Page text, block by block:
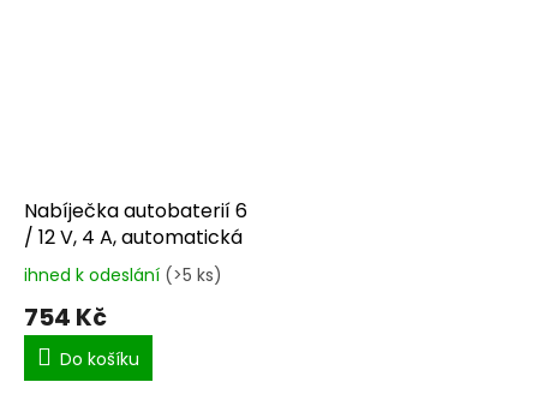
Nabíječka autobaterií 6
/ 12 V, 4 A, automatická
Průměrné
hodnocení
produktu
5,0
ihned k odeslání (>5 ks)
754 Kč
Do košíku